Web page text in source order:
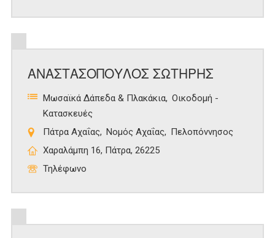
ΑΝΑΣΤΑΣΟΠΟΥΛΟΣ ΣΩΤΗΡΗΣ
Μωσαϊκά Δάπεδα & Πλακάκια Οικοδομή -
Κατασκευές
Πάτρα Αχαΐας
Νομός Αχαΐας
Πελοπόννησος
Χαραλάμπη 16, Πάτρα, 26225
Τηλέφωνο